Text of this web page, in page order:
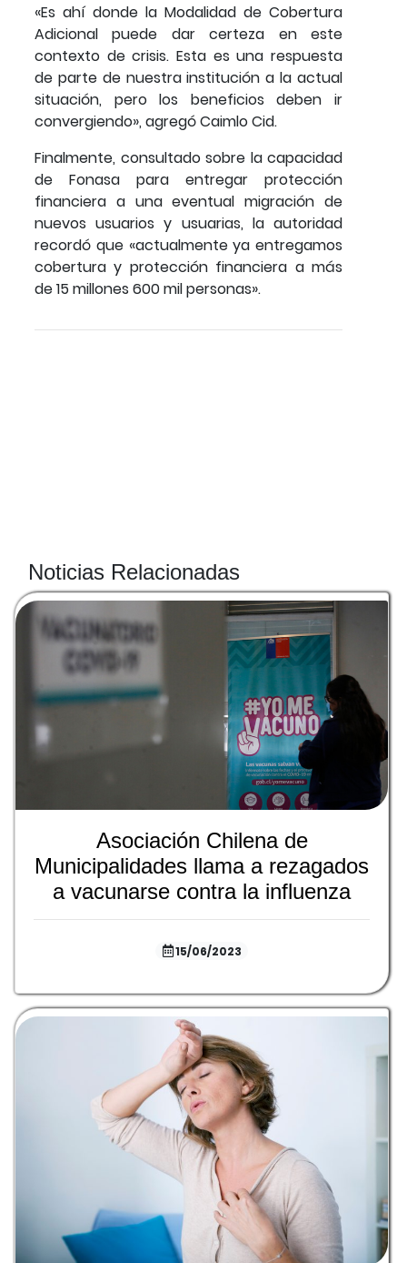
«Es ahí donde la Modalidad de Cobertura
Adicional puede dar certeza en este
contexto de crisis. Esta es una respuesta
de parte de nuestra institución a la actual
situación, pero los beneficios deben ir
convergiendo», agregó Caimlo Cid.
Finalmente, consultado sobre la capacidad
de Fonasa para entregar protección
financiera a una eventual migración de
nuevos usuarios y usuarias, la autoridad
recordó que «actualmente ya entregamos
cobertura y protección financiera a más
de 15 millones 600 mil personas».
Noticias Relacionadas
Asociación Chilena de
Municipalidades llama a rezagados
a vacunarse contra la influenza
15/06/2023